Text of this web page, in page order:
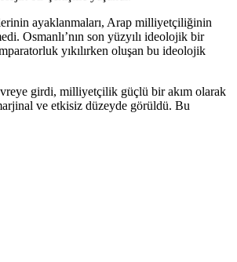
ayaklanmaları, Arap milliyetçiliğinin
Osmanlı’nın son yüzyılı ideolojik bir
yıkılırken oluşan bu ideolojik
girdi, milliyetçilik güçlü bir akım olarak
ve etkisiz düzeyde görüldü. Bu